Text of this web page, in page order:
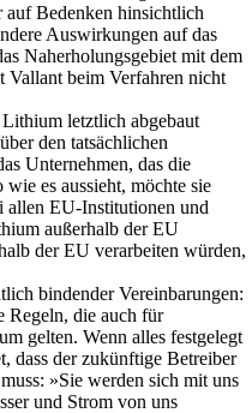
auf Bedenken hinsichtlich
Auswirkungen auf das
Naherholungsgebiet mit dem
Vallant beim Verfahren nicht
letztlich abgebaut
den tatsächlichen
Unternehmen, das die
es aussieht, möchte sie
allen EU-Institutionen und
außerhalb der EU
der EU verarbeiten würden,
bindender Vereinbarungen:
Regeln, die auch für
gelten. Wenn alles festgelegt
dass der zukünftige Betreiber
»Sie werden sich mit uns
und Strom von uns